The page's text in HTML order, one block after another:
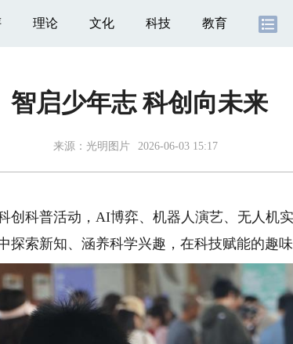
理论 文化 科技 教育
智启少年志 科创向未来
来源： 光明图片 2026-06-03 15:17
科普活动，AI博弈、机器人演艺、无人机
索新知、涵养科学兴趣，在科技赋能的趣味